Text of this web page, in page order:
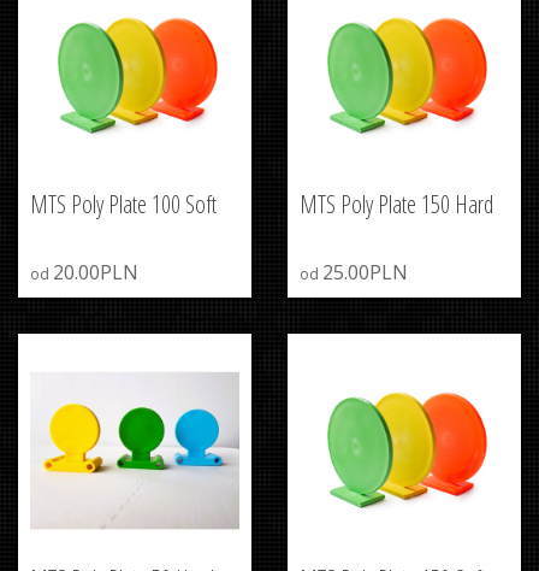
MTS Poly Plate 100 Soft
od 20.00PLN
MTS Poly Plate 150 Hard
od 25.00PLN